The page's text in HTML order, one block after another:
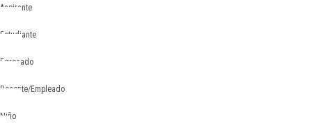
Aspirante
Estudiante
Egresado
Docente/Empleado
Niño